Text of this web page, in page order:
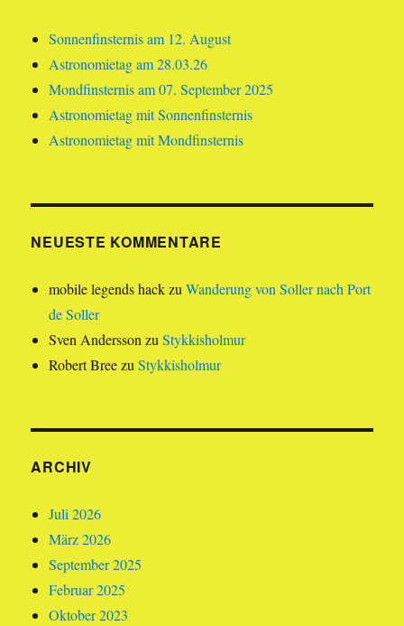
Sonnenfinsternis am 12. August
Astronomietag am 28.03.26
Mondfinsternis am 07. September 2025
Astronomietag mit Sonnenfinsternis
Astronomietag mit Mondfinsternis
NEUESTE KOMMENTARE
mobile legends hackzuWanderung von Soller nach Port
de Soller
Sven Andersson zuStykkisholmur
Robert BreezuStykkisholmur
ARCHIV
Juli 2026
März 2026
September 2025
Februar 2025
Oktober 2023